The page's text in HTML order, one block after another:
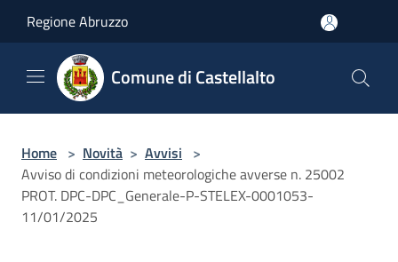
Regione Abruzzo
Comune di Castellalto
Home > Novità > Avvisi >
Avviso di condizioni meteorologiche avverse n. 25002
PROT. DPC-DPC_Generale-P-STELEX-0001053-
11/01/2025